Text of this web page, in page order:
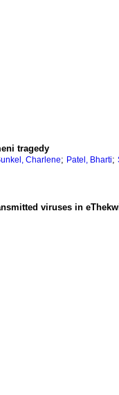
tragedy
Charlene; Patel, Bharti;
viruses in